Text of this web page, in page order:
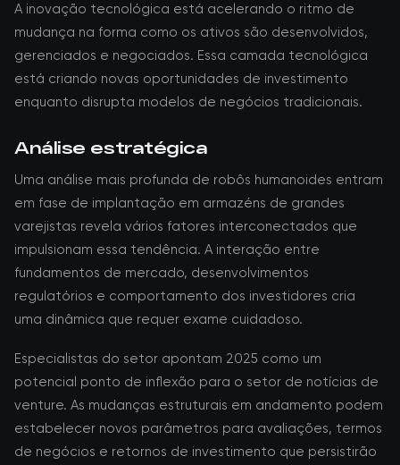
A inovação tecnológica está acelerando o ritmo de
mudança na forma como os ativos são desenvolvidos,
gerenciados e negociados. Essa camada tecnológica
está criando novas oportunidades de investimento
enquanto disrupta modelos de negócios tradicionais.
Análise estratégica
Uma análise mais profunda de robôs humanoides entram
em fase de implantação em armazéns de grandes
varejistas revela vários fatores interconectados que
impulsionam essa tendência. A interação entre
fundamentos de mercado, desenvolvimentos
regulatórios e comportamento dos investidores cria
uma dinâmica que requer exame cuidadoso.
Especialistas do setor apontam 2025 como um
potencial ponto de inflexão para o setor de notícias de
venture. As mudanças estruturais em andamento podem
estabelecer novos parâmetros para avaliações, termos
de negócios e retornos de investimento que persistirão